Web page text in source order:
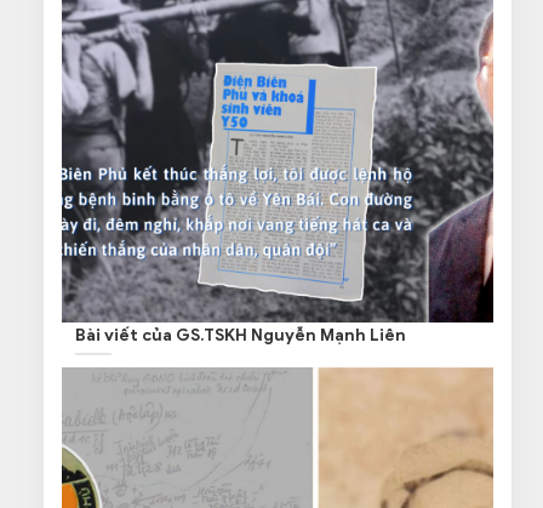
Bài viết của GS.TSKH Nguyễn Mạnh Liên